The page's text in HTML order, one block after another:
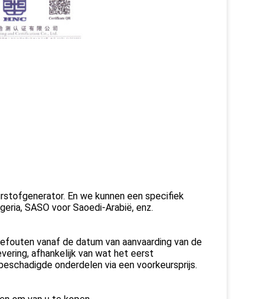
En we kunnen een specifiek
SASO voor Saoedi-Arabië, enz.
vanaf de datum van aanvaarding van de
afhankelijk van wat het eerst
onderdelen via een voorkeursprijs.